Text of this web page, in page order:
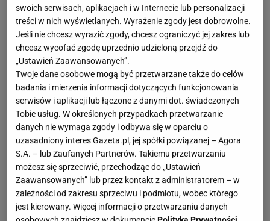
swoich serwisach, aplikacjach i w Internecie lub personalizacji
treści w nich wyświetlanych. Wyrażenie zgody jest dobrowolne.
Jeśli nie chcesz wyrazić zgody, chcesz ograniczyć jej zakres lub
chcesz wycofać zgodę uprzednio udzieloną przejdź do
„Ustawień Zaawansowanych”.
Twoje dane osobowe mogą być przetwarzane także do celów
badania i mierzenia informacji dotyczących funkcjonowania
serwisów i aplikacji lub łączone z danymi dot. świadczonych
Tobie usług. W określonych przypadkach przetwarzanie
danych nie wymaga zgody i odbywa się w oparciu o
uzasadniony interes Gazeta.pl, jej spółki powiązanej – Agora
S.A. – lub Zaufanych Partnerów. Takiemu przetwarzaniu
możesz się sprzeciwić, przechodząc do „Ustawień
Zaawansowanych” lub przez kontakt z administratorem – w
zależności od zakresu sprzeciwu i podmiotu, wobec którego
jest kierowany. Więcej informacji o przetwarzaniu danych